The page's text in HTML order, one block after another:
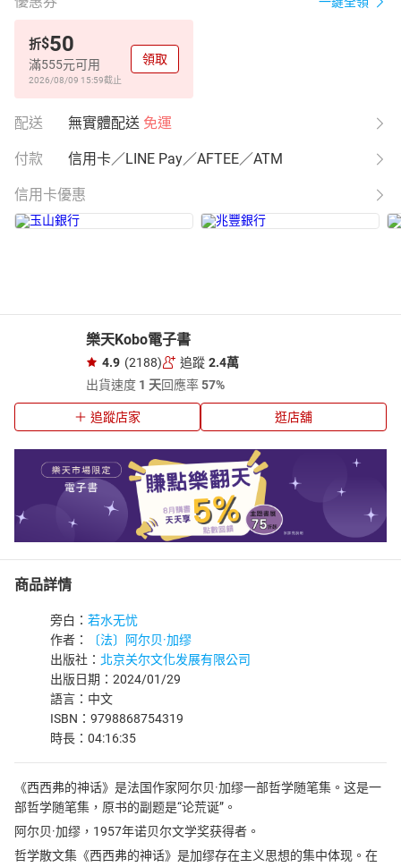
折$50
滿555元可用
2026/08/09 15:59截止
領取
配送 無實體配送 免運
付款 信用卡／LINE Pay／AFTEE／ATM
信用卡優惠
樂天Kobo電子書
4.9 (2188) 追蹤 2.4萬
出貨速度 1 天回應率57%
追蹤店家 逛店舖
商品詳情
旁白： 若水无忧
作者：
〔法〕阿尔贝·加缪
出版社： 北京关尔文化发展有限公司
出版日期：2024/01/29
語言：中文
ISBN：9798868754319
時長：04:16:35
《西西弗的神话》是法国作家阿尔贝·加缪一部哲学随笔集。这是一
部哲学随笔集，原书的副题是“论荒诞”。
阿尔贝·加缪，1957年诺贝尔文学奖获得者。
哲学散文集《西西弗的神话》是加缪存在主义思想的集中体现。在